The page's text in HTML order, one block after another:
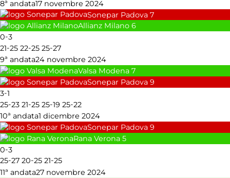
8ª andata17 novembre 2024
Sonepar Padova 7
Allianz Milano 6
0-3
21-25 22-25 25-27
9ª andata24 novembre 2024
Valsa Modena 7
Sonepar Padova 9
3-1
25-23 21-25 25-19 25-22
10ª andata1 dicembre 2024
Sonepar Padova 9
Rana Verona 5
0-3
25-27 20-25 21-25
11ª andata27 novembre 2024